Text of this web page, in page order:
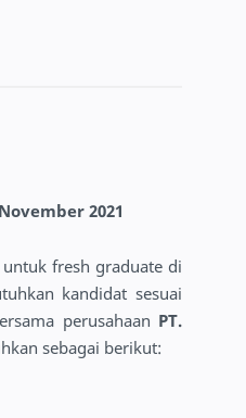
2021
fresh graduate di
kandidat sesuai
perusahaan PT.
sebagai berikut: